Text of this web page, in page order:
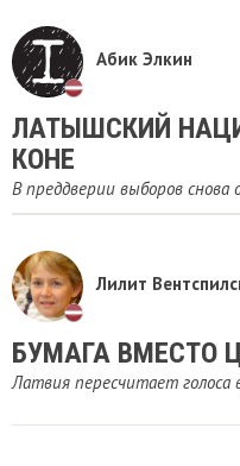
Абик Элкин
ЛАТЫШСКИЙ
КОНЕ
В преддверии выборов снова
Лилит
БУМАГА ВМЕСТО
Латвия пересчитает голоса